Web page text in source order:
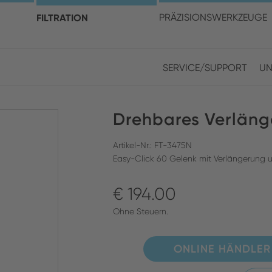
FILTRATION PRÄZISIONSWERKZEUGE
SUCHEN SCHLIESSEN
SERVICE/SUPPORT
Sie Ihren Standort und
Drehbares
Artikel-Nr.: FT-3475N
Easy-Click 60 Gelenk mit Verlängerung
€ 194.00
Ohne Steuern.
ONLINE HÄNDLER